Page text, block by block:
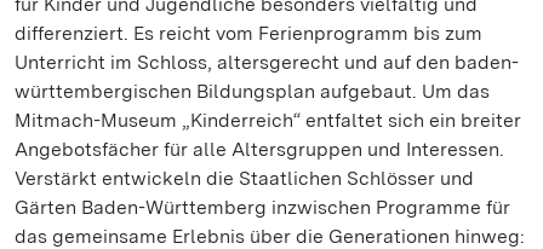
differenziert. Es reicht vom Ferienprogramm bis zum
Unterricht im Schloss, altersgerecht und auf den baden-
württembergischen Bildungsplan aufgebaut. Um das
Mitmach-Museum „Kinderreich“ entfaltet sich ein breiter
Angebotsfächer für alle Altersgruppen und Interessen.
Verstärkt entwickeln die Staatlichen Schlösser und
Gärten Baden-Württemberg inzwischen Programme für
das gemeinsame Erlebnis über die Generationen hinweg: